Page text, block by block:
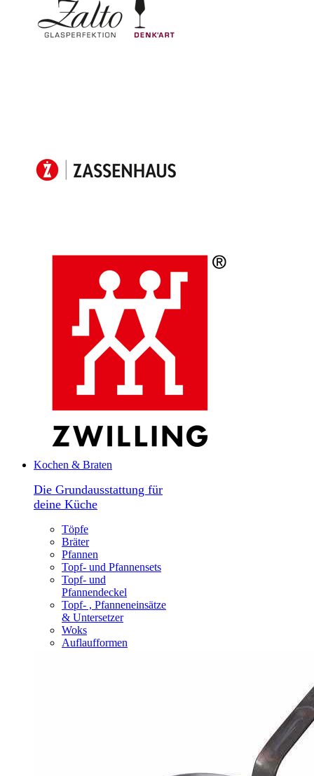
Kochen & Braten
Die Grundausstattung für
deine Küche
Töpfe
Bräter
Pfannen
Topf- und Pfannensets
Topf- und
Pfannendeckel
Topf- , Pfanneneinsätze
& Untersetzer
Woks
Auflaufformen